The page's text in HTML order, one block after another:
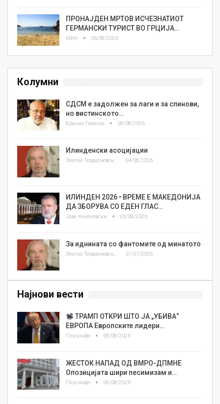
ПРОНАЈДЕН МРТОВ ИСЧЕЗНАТИОТ
ГЕРМАНСКИ ТУРИСТ ВО ГРЦИЈА…
МИА 06/08/2026
Колумни
СДСМ е задолжен за лаги и за спинови,
но вистинското…
Бранко Героски 06/08/2026
Илинденски асоцијации
Златко Теодосиевски 04/08/2026
ИЛИНДЕН 2026 • ВРЕМЕ Е МАКЕДОНИЈА
ДА ЗБОРУВА СО ЕДЕН ГЛАС…
Јове Кекеновски 03/08/2026
За иднината со фантомите од минатото
31/07/2026
Најнови вести
ТРАМП ОТКРИ ШТО ЈА „УБИВА“
ЕВРОПА Европските лидери…
Плусинфо 06/08/2026
ЖЕСТОК НАПАД ОД ВМРО-ДПМНЕ
Опозицијата шири песимизам и…
Плусинфо 06/08/2026